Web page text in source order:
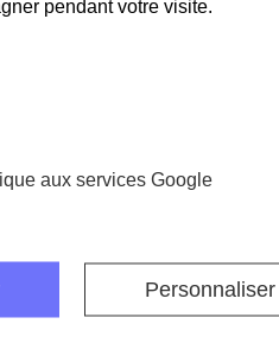
pendant votre visite.
aux services Google
Personnaliser
C'est vous